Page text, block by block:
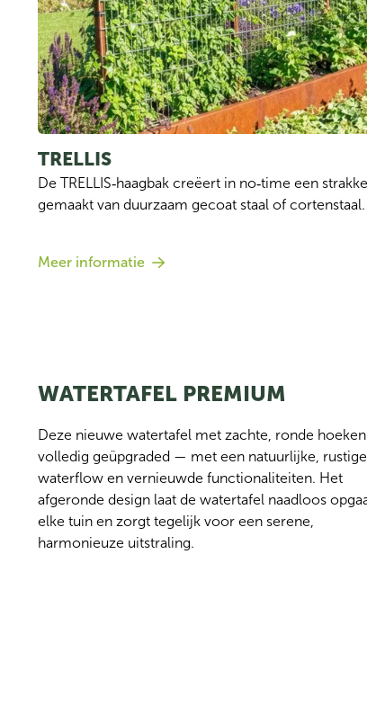
TRELLIS
De TRELLIS‑haagbak creëert in no‑time een
gemaakt van duurzaam gecoat staal of cortenstaal.
Meer informatie
WATERTAFEL PREMIUM
Deze nieuwe watertafel met zachte, ronde
volledig geüpgraded — met een natuurlijke, rustige
waterflow en vernieuwde functionaliteiten. Het
afgeronde design laat de watertafel naadloos
elke tuin en zorgt tegelijk voor een serene,
harmonieuze uitstraling.